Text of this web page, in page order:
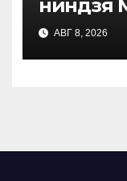
ниндзя
АВГ 8, 2026